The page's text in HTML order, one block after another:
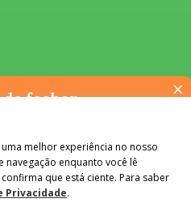
de marca Colaboradores Fale Conosco
- Todos os Direitos Reservados 2026
em Creative Commons e pode
melhor experiência no nosso
navegação enquanto você lê
que está ciente. Para saber
Privacidade.
×
de fechar…
se informado(a). Quer ter
Receba a nossa newsletter.
graça :)